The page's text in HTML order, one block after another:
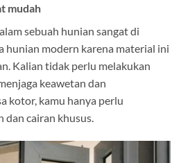
mudah
sebuah hunian sangat di
hunian modern karena material ini
Kalian tidak perlu melakukan
keawetan dan
kotor, kamu hanya perlu
dan cairan khusus.